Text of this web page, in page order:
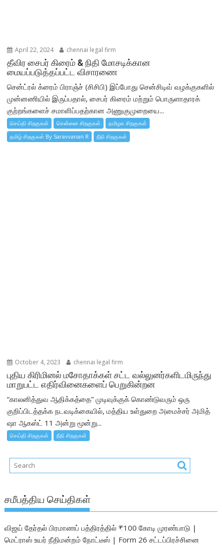
April 22, 2024 chennai legal firm
தீவிர சைபர் கிரைம் & நிதி மோசடிக்கான
மையப்படுத்தப்பட்ட விசாரணை
சென்ட்ரல் க்ரைம் பிராஞ்ச் (சிசிபி) இப்போது சென்சிடிவ் வழக்குகளில்
முன்னணியில் இருப்பதால், சைபர் கிரைம் மற்றும் பொருளாதாரக்
குற்றங்களைச் சமாளிப்பதற்கான அணுகுமுறையை...
செய்தி சிறகுகள் சென்னை சிறகுகள்
தமிழக சிறகுகள்
தமிழ் சிறகுகள் By Saravvanan R
நீதி சிறகுகள்
October 4, 2023 chennai legal firm
புதிய கிரிமினல் மசோதாக்கள் சட்ட வல்லுனர்களிடமிருந்து
மாறுபட்ட எதிர்வினைகளைப் பெறுகின்றன
“காலனித்துவ ஆதிக்கத்தை” முடிவுக்குக் கொண்டுவரும் ஒரு
குறிப்பிடத்தக்க நடவடிக்கையில், மத்திய உள்துறை அமைச்சர் அமித்
ஷா ஆகஸ்ட் 11 அன்று மூன்று...
செய்தி சிறகுகள் நீதி சிறகுகள்
சமீபத்திய செய்திகள்
விஜய் தேர்தல் பிரமாணப் பத்திரத்தில் ₹100 கோடி முரண்பாடு |
மெட்ராஸ் உயர் நீதிமன்றம் நோட்டீஸ் | Form 26 சட்டப்பிரச்சினை